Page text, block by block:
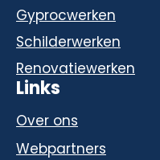
Gyprocwerken
Schilderwerken
Renovatiewerken
Links
Over ons
Webpartners